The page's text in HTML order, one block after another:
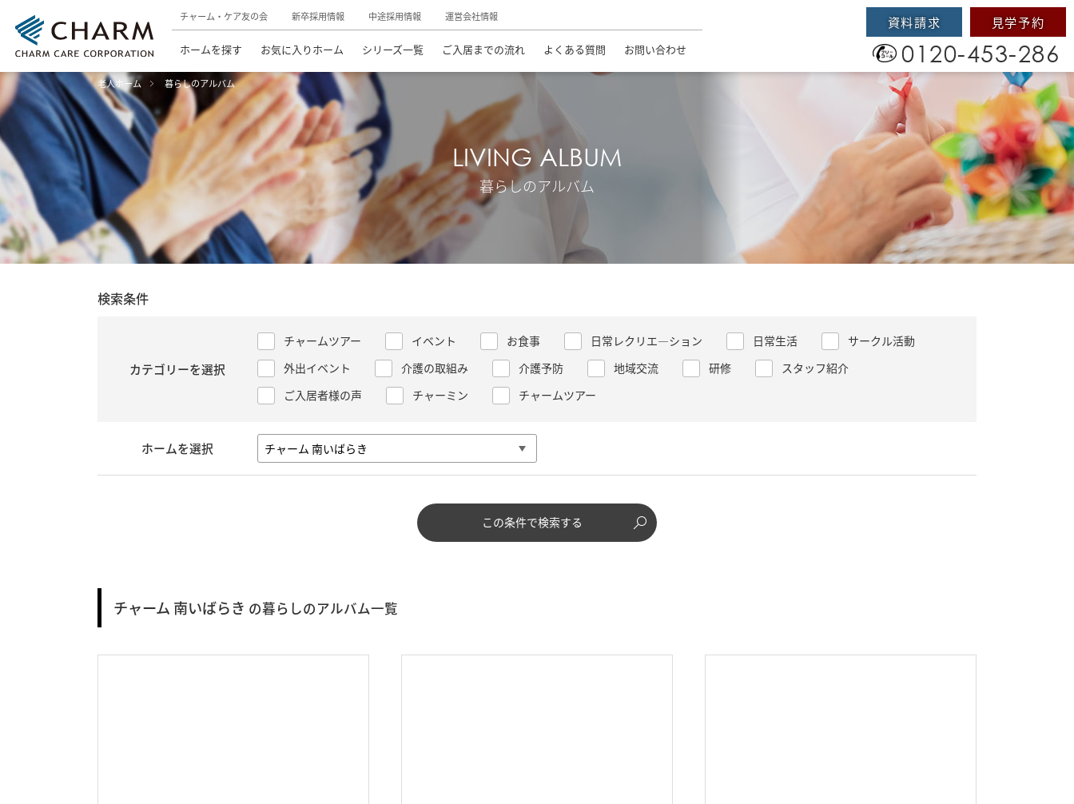
チャーム・ケア友の会 新卒採用情報 中途採用情報 運営会社情報
ホームを探す お気に入りホーム シリーズ一覧 ご入居までの流れ よくある質問 お問い合わせ
資料請求 見学予約
0120-453-286
老人ホーム 暮らしのアルバム
LIVING ALBUM
暮らしのアルバム
検索条件
カテゴリーを選択
チャームツアー イベント お食事 日常レクリエ―ション 日常生活
サークル活動
外出イベント
介護の取組み 介護予防 地域交流 研修
スタッフ紹介
ご入居者様の声
チャーミン チャームツアー
ホームを選択
この条件で検索する
チャーム 南いばらき の暮らしのアルバム一覧